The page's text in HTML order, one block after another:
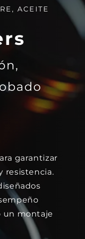
ACEITE
garantizar
resistencia.
un montaje